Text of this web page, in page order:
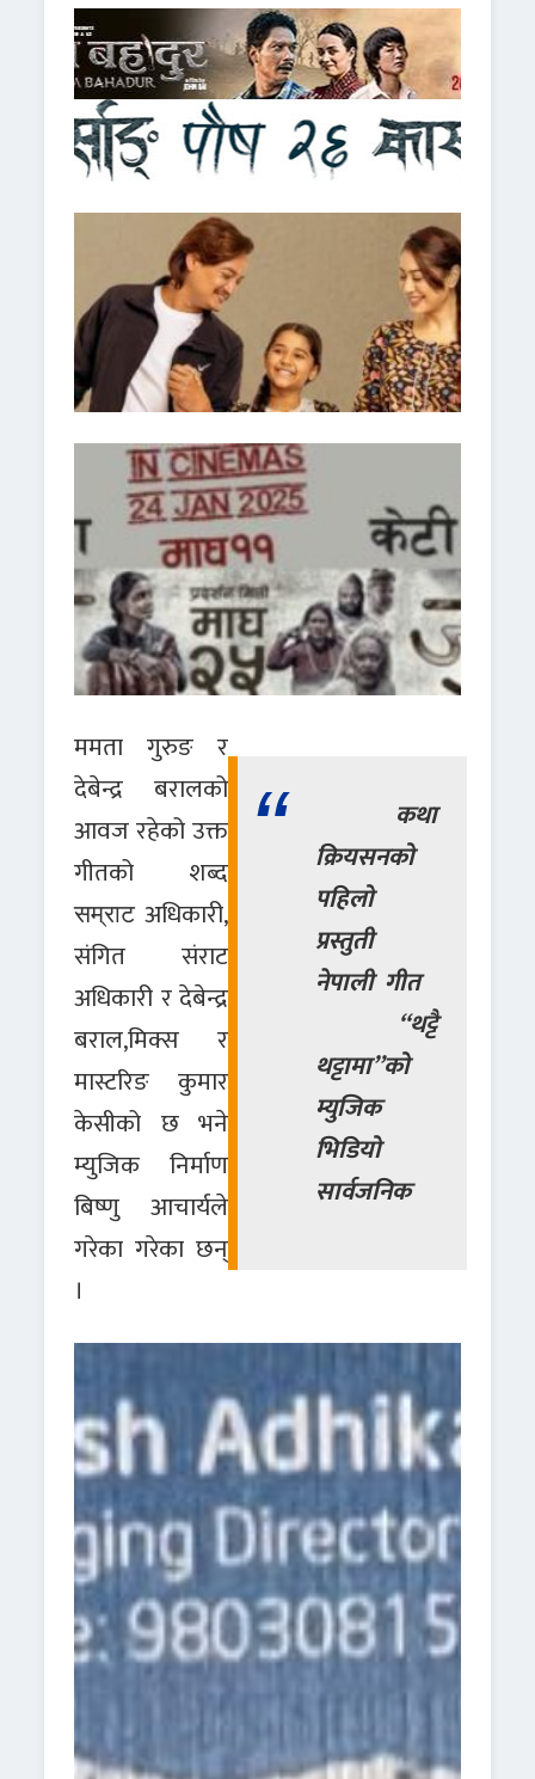
कथा
क्रियसनको
पहिलो
प्रस्तुती
नेपाली गीत
“थट्टै
थट्टामा”को
म्युजिक
भिडियो
सार्वजनिक
ममता गुरुङ र
देबेन्द्र बरालको
आवज रहेको उक्त
गीतको शब्द
सम्राटअधिकारी,
संगित संराट
अधिकारी र देबेन्द्र
बराल,मिक्स र
मास्टरिङ कुमार
केसीको छ भने
म्युजिक निर्माण
बिष्णु आचार्यले
गरेका गरेका छन्
।